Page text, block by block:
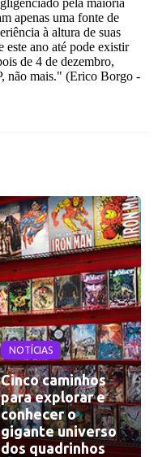
NOTÍCIAS
Cinco caminhos
para explorar e
conhecer o
gigante universo
dos quadrinhos